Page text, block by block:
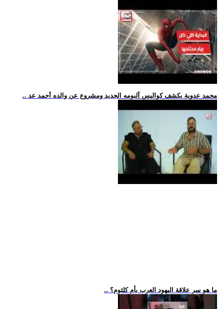
.. محمد عدوية يكشف كواليس ألبومه الجديد ومشروع عن والده أحمد عد
.. ما هو سر علاقة اليهود العرب بأم كلثوم؟